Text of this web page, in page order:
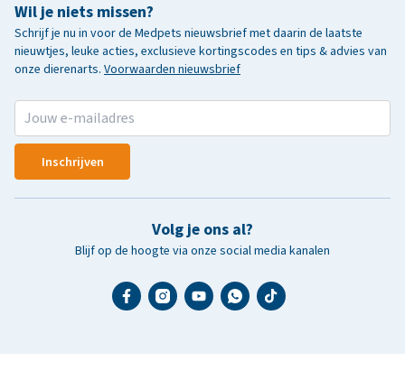
Wil je niets missen?
Schrijf je nu in voor de Medpets nieuwsbrief met daarin de laatste
nieuwtjes, leuke acties, exclusieve kortingscodes en tips & advies van
onze dierenarts. Voorwaarden nieuwsbrief
Inschrijven
Volg je ons al?
Blijf op de hoogte via onze social media kanalen